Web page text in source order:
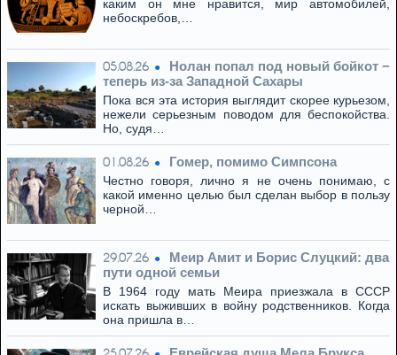
каким он мне нравится, мир автомобилей,
небоскребов,…
05.08.26
Нолан попал под новый бойкот −
теперь из‑за Западной Сахары
Пока вся эта история выглядит скорее курьезом,
нежели серьезным поводом для беспокойства.
Но, судя…
01.08.26 Гомер, помимо Симпсона
Честно говоря, лично я не очень понимаю, с
какой именно целью был сделан выбор в пользу
черной…
29.07.26
Меир Амит и Борис Слуцкий: два
пути одной семьи
В 1964 году мать Меира приезжала в СССР
искать выживших в войну родственников. Когда
она пришла в…